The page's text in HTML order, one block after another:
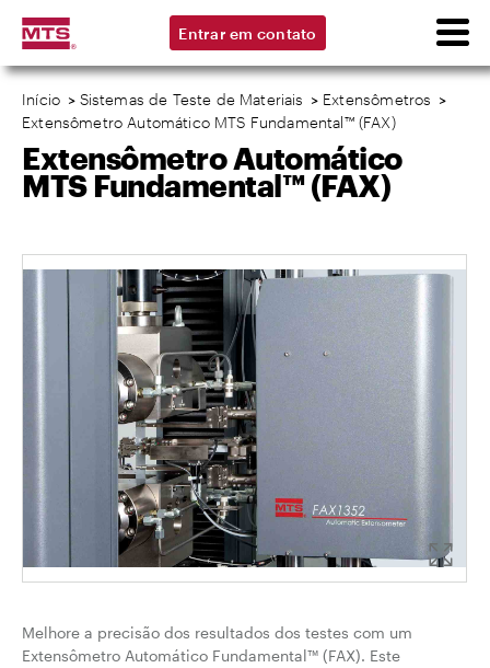
Entrar em contato
Início > Sistemas de Teste de Materiais > Extensômetros >
Extensômetro Automático MTS Fundamental™ (FAX)
Extensômetro Automático
MTS Fundamental™ (FAX)
Melhore a precisão dos resultados dos testes com um
Extensômetro Automático Fundamental™ (FAX). Este